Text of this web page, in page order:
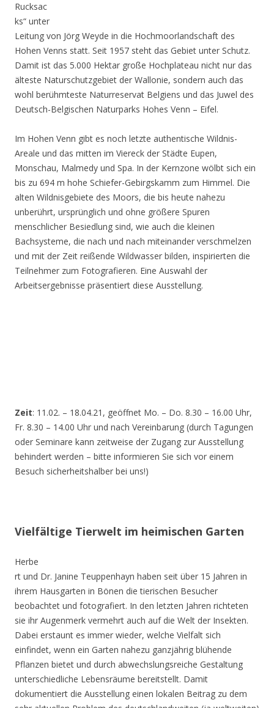
Rucksac
ks“ unter
Leitung von Jörg Weyde in die Hochmoorlandschaft des
Hohen Venns statt. Seit 1957 steht das Gebiet unter Schutz.
Damit ist das 5.000 Hektar große Hochplateau nicht nur das
älteste Naturschutzgebiet der Wallonie, sondern auch das
wohl berühmteste Naturreservat Belgiens und das Juwel des
Deutsch-Belgischen Naturparks Hohes Venn – Eifel.
Im Hohen Venn gibt es noch letzte authentische Wildnis-
Areale und das mitten im Viereck der Städte Eupen,
Monschau, Malmedy und Spa. In der Kernzone wölbt sich ein
bis zu 694 m hohe Schiefer-Gebirgskamm zum Himmel. Die
alten Wildnisgebiete des Moors, die bis heute nahezu
unberührt, ursprünglich und ohne größere Spuren
menschlicher Besiedlung sind, wie auch die kleinen
Bachsysteme, die nach und nach miteinander verschmelzen
und mit der Zeit reißende Wildwasser bilden, inspirierten die
Teilnehmer zum Fotografieren. Eine Auswahl der
Arbeitsergebnisse präsentiert diese Ausstellung.
Zeit: 11.02. – 18.04.21, geöffnet Mo. – Do. 8.30 – 16.00 Uhr,
Fr. 8.30 – 14.00 Uhr und nach Vereinbarung (durch Tagungen
oder Seminare kann zeitweise der Zugang zur Ausstellung
behindert werden – bitte informieren Sie sich vor einem
Besuch sicherheitshalber bei uns!)
Vielfältige Tierwelt im heimischen Garten
Herbe
rt und Dr. Janine Teuppenhayn haben seit über 15 Jahren in
ihrem Hausgarten in Bönen die tierischen Besucher
beobachtet und fotografiert. In den letzten Jahren richteten
sie ihr Augenmerk vermehrt auch auf die Welt der Insekten.
Dabei erstaunt es immer wieder, welche Vielfalt sich
einfindet, wenn ein Garten nahezu ganzjährig blühende
Pflanzen bietet und durch abwechslungsreiche Gestaltung
unterschiedliche Lebensräume bereitstellt. Damit
dokumentiert die Ausstellung einen lokalen Beitrag zu dem